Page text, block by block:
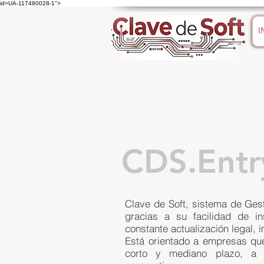
id=UA-117480028-1">
Clave de Soft, sistema de
gracias a su facilidad de
constante actualización legal,
Está orientado a empresas
corto y mediano plazo, a